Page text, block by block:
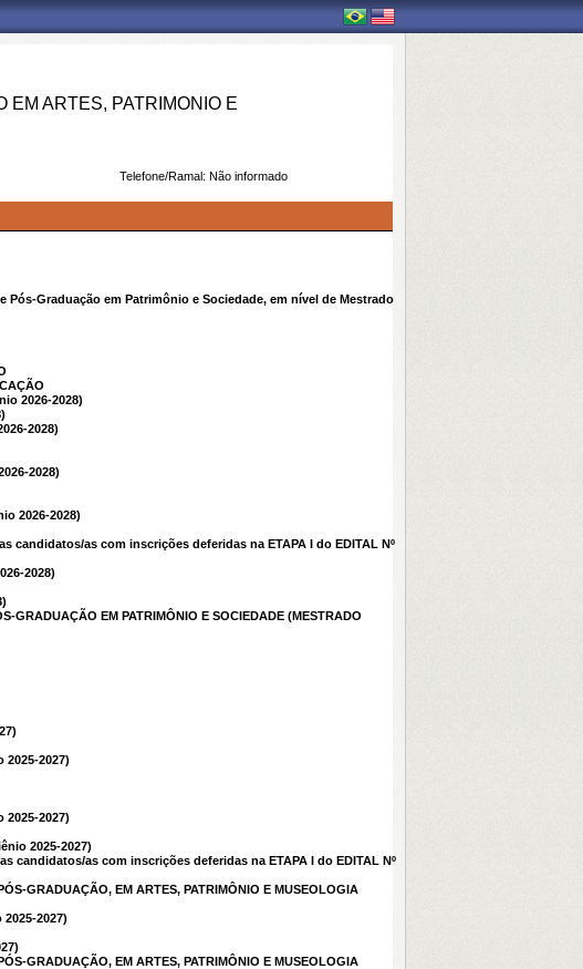
EM ARTES, PATRIMONIO E
Telefone/Ramal: Não informado
Pós-Graduação em Patrimônio e Sociedade, em nível de Mestrado
2026-2028)
2028)
2028)
2026-2028)
candidatos/as com inscrições deferidas na ETAPA I do EDITAL Nº
2028)
GRADUAÇÃO EM PATRIMÔNIO E SOCIEDADE (MESTRADO
2025-2027)
2025-2027)
2025-2027)
candidatos/as com inscrições deferidas na ETAPA I do EDITAL Nº
GRADUAÇÃO, EM ARTES, PATRIMÔNIO E MUSEOLOGIA
2027)
GRADUAÇÃO, EM ARTES, PATRIMÔNIO E MUSEOLOGIA